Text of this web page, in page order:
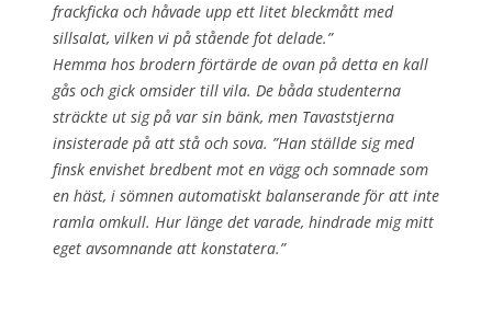
frackficka och håvade upp ett litet bleckmått med
sillsalat, vilken vi på stående fot delade.”
Hemma hos brodern förtärde de ovan på detta en kall
gås och gick omsider till vila. De båda studenterna
sträckte ut sig på var sin bänk, men Tavaststjerna
insisterade på att stå och sova. ”Han ställde sig med
finsk envishet bredbent mot en vägg och somnade som
en häst, i sömnen automatiskt balanserande för att inte
ramla omkull. Hur länge det varade, hindrade mig mitt
eget avsomnande att konstatera.”